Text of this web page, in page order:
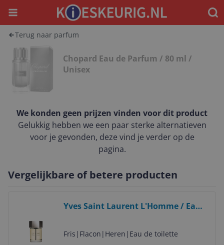
Menu
Terug naar parfum
Chopard Eau de Parfum / 80 ml /
Unisex
We konden geen prijzen vinden voor dit product
Gelukkig hebben we een paar sterke alternatieven
voor je gevonden, deze vind je verder op de
pagina.
Vergelijkbare of betere producten
Yves Saint Laurent L'Homme / Eau
Fris | Flacon | Heren | Eau de toilette